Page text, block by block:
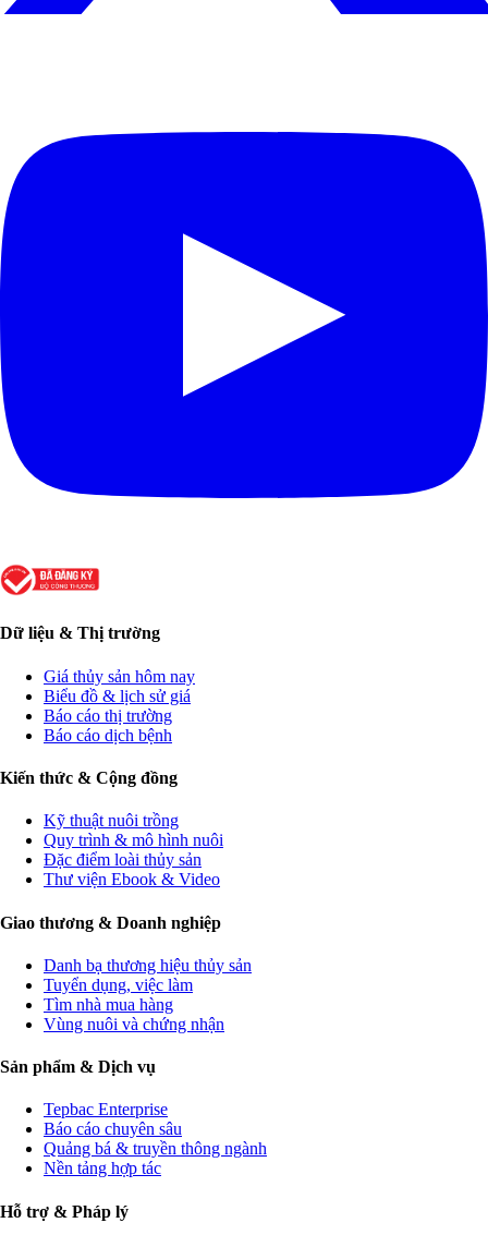
Dữ liệu & Thị trường
Giá thủy sản hôm nay
Biểu đồ & lịch sử giá
Báo cáo thị trường
Báo cáo dịch bệnh
Kiến thức & Cộng đồng
Kỹ thuật nuôi trồng
Quy trình & mô hình nuôi
Đặc điểm loài thủy sản
Thư viện Ebook & Video
Giao thương & Doanh nghiệp
Danh bạ thương hiệu thủy sản
Tuyển dụng, việc làm
Tìm nhà mua hàng
Vùng nuôi và chứng nhận
Sản phẩm & Dịch vụ
Tepbac Enterprise
Báo cáo chuyên sâu
Quảng bá & truyền thông ngành
Nền tảng hợp tác
Hỗ trợ & Pháp lý